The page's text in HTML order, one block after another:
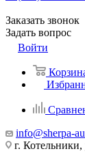
Заказать звонок
Задать вопрос
Войти
info@sherpa-
г.